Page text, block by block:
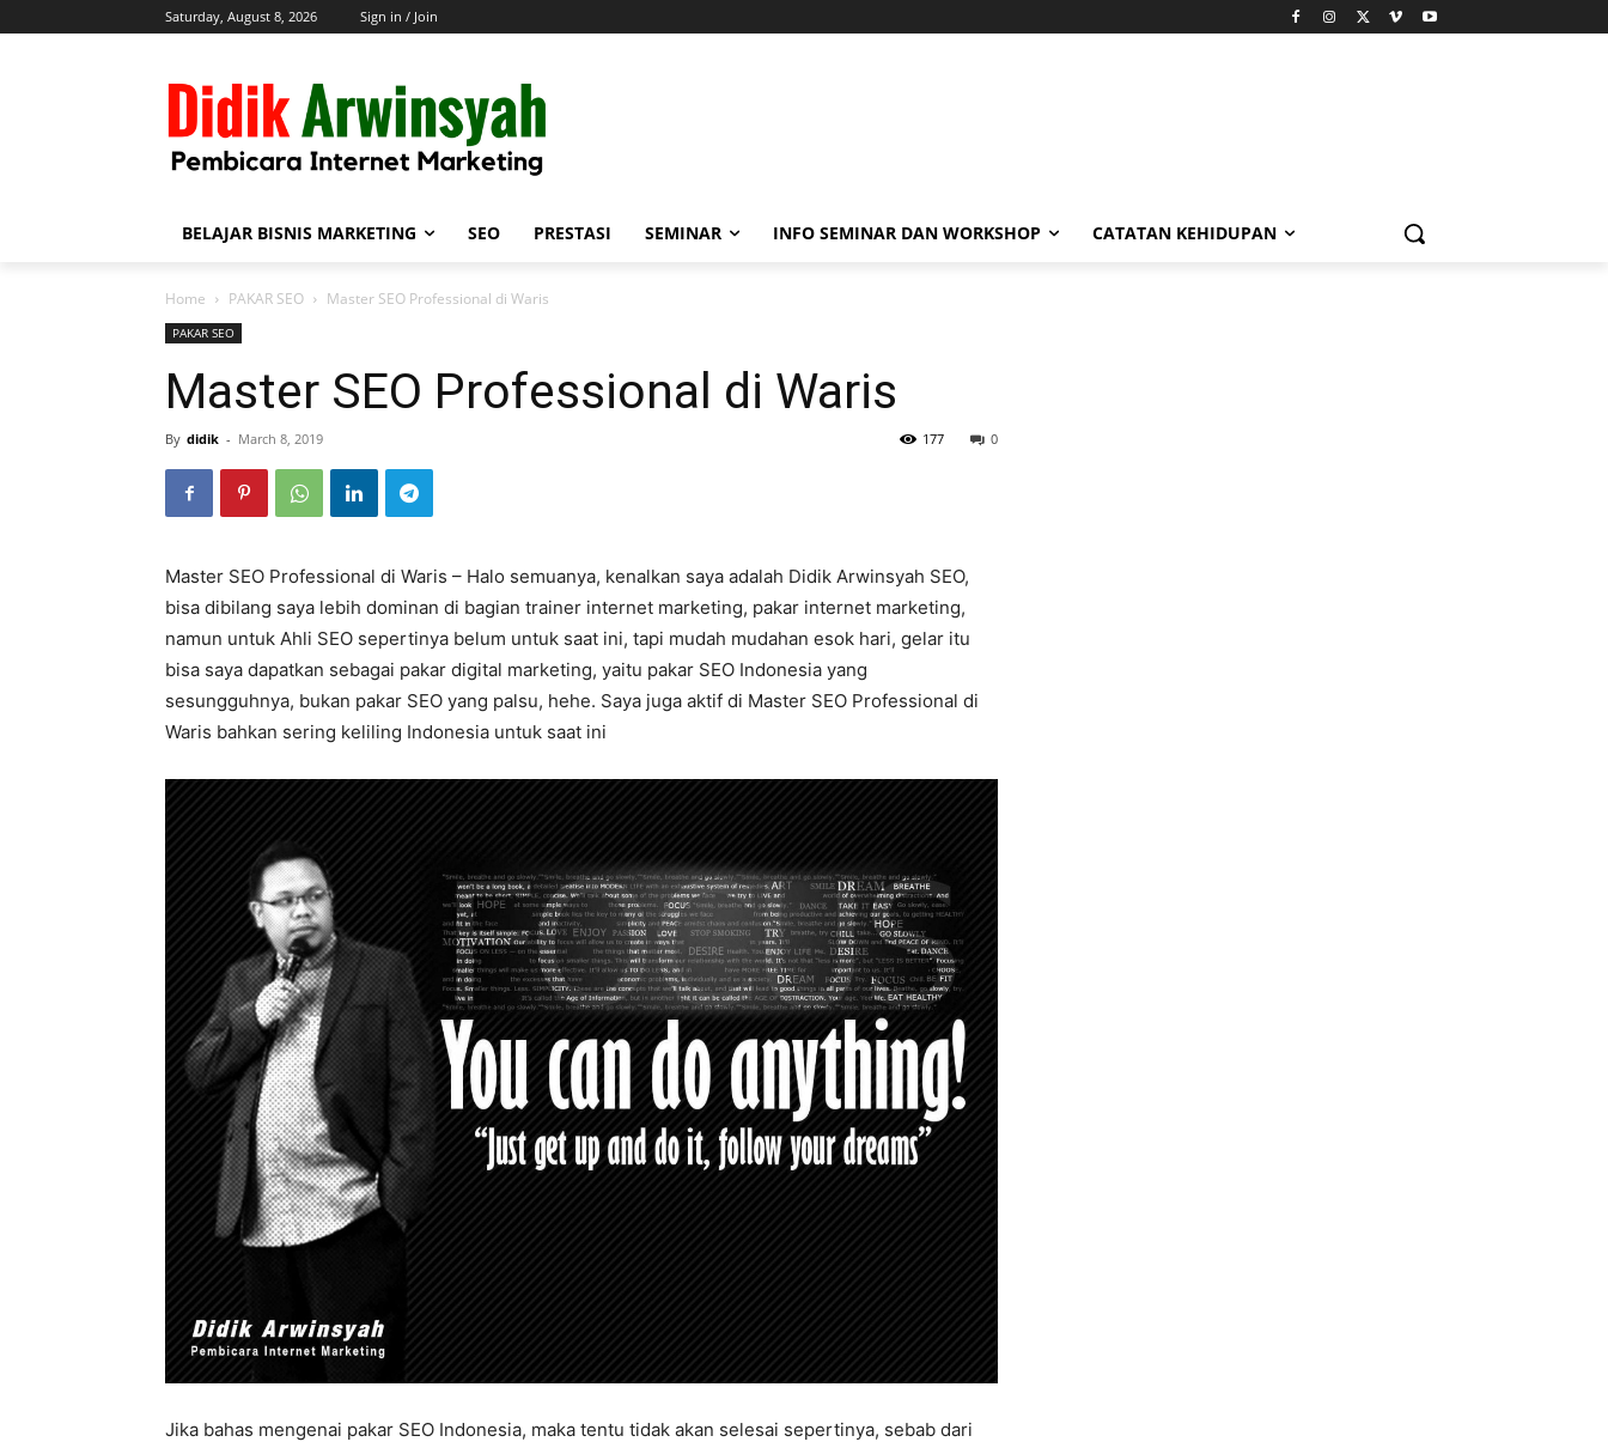
Saturday, August 8, 2026 Sign in / Join
BELAJAR BISNIS MARKETING SEO PRESTASI SEMINAR INFO SEMINAR DAN WORKSHOP CATATAN KEHIDUPAN
Home PAKAR SEO Master SEO Professional di Waris
PAKAR SEO
Master SEO Professional di Waris
By didik - March 8, 2019 0
177
Master SEO Professional di Waris – Halo semuanya, kenalkan saya adalah Didik Arwinsyah SEO,
bisa dibilang saya lebih dominan di bagian trainer internet marketing, pakar internet marketing,
namun untuk Ahli SEO sepertinya belum untuk saat ini, tapi mudah mudahan esok hari, gelar itu
bisa saya dapatkan sebagai pakar digital marketing, yaitu pakar SEO Indonesia yang
sesungguhnya, bukan pakar SEO yang palsu, hehe. Saya juga aktif di Master SEO Professional di
Waris bahkan sering keliling Indonesia untuk saat ini
Jika bahas mengenai pakar SEO Indonesia, maka tentu tidak akan selesai sepertinya, sebab dari